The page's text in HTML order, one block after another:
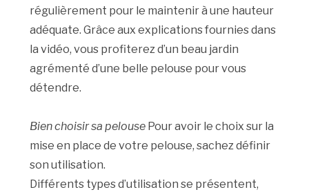
régulièrement pour le maintenir à une hauteur
adéquate. Grâce aux explications fournies dans
la vidéo, vous profiterez d’un beau jardin
agrémenté d’une belle pelouse pour vous
détendre.
Bien choisir sa pelouse Pour avoir le choix sur la
mise en place de votre pelouse, sachez définir
son utilisation.
Différents types d’utilisation se présentent,